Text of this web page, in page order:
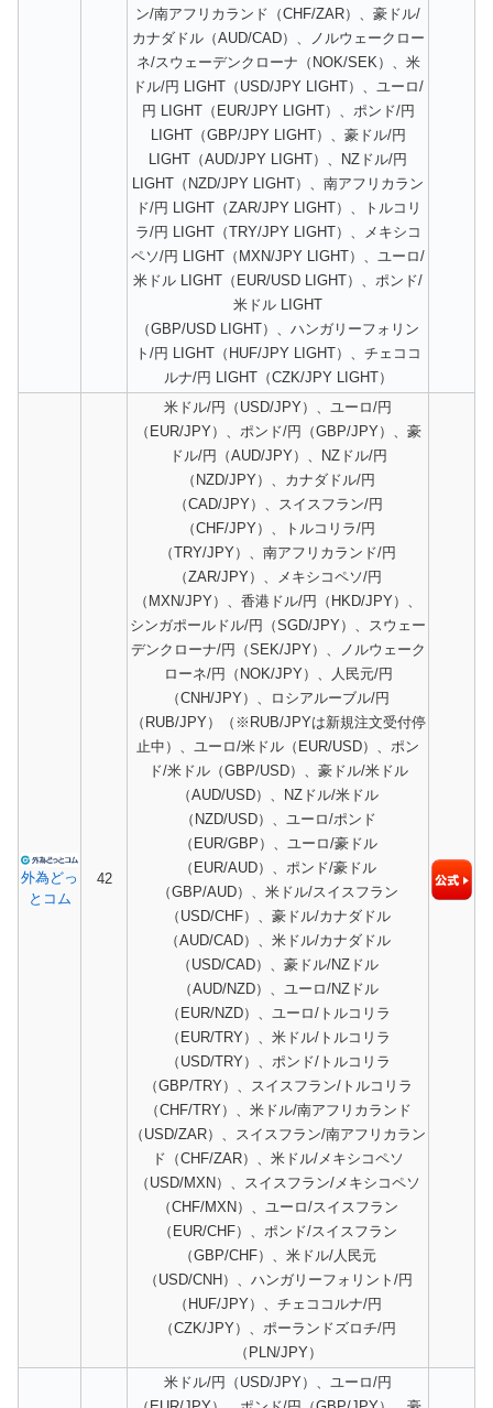
ン/南アフリカランド（CHF/ZAR）、豪ドル/
カナダドル（AUD/CAD）、ノルウェークロー
ネ/スウェーデンクローナ（NOK/SEK）、米
ドル/円 LIGHT（USD/JPY LIGHT）、ユーロ/
円 LIGHT（EUR/JPY LIGHT）、ポンド/円
LIGHT（GBP/JPY LIGHT）、豪ドル/円
LIGHT（AUD/JPY LIGHT）、NZドル/円
LIGHT（NZD/JPY LIGHT）、南アフリカラン
ド/円 LIGHT（ZAR/JPY LIGHT）、トルコリ
ラ/円 LIGHT（TRY/JPY LIGHT）、メキシコ
ペソ/円 LIGHT（MXN/JPY LIGHT）、ユーロ/
米ドル LIGHT（EUR/USD LIGHT）、ポンド/
米ドル LIGHT
（GBP/USD LIGHT）、ハンガリーフォリン
ト/円 LIGHT（HUF/JPY LIGHT）、チェココ
ルナ/円 LIGHT（CZK/JPY LIGHT）
外為どっ
とコム
42
米ドル/円（USD/JPY）、ユーロ/円
（EUR/JPY）、ポンド/円（GBP/JPY）、豪
ドル/円（AUD/JPY）、NZドル/円
（NZD/JPY）、カナダドル/円
（CAD/JPY）、スイスフラン/円
（CHF/JPY）、トルコリラ/円
（TRY/JPY）、南アフリカランド/円
（ZAR/JPY）、メキシコペソ/円
（MXN/JPY）、香港ドル/円（HKD/JPY）、
シンガポールドル/円（SGD/JPY）、スウェー
デンクローナ/円（SEK/JPY）、ノルウェーク
ローネ/円（NOK/JPY）、人民元/円
（CNH/JPY）、ロシアルーブル/円
（RUB/JPY）（※RUB/JPYは新規注文受付停
止中）、ユーロ/米ドル（EUR/USD）、ポン
ド/米ドル（GBP/USD）、豪ドル/米ドル
（AUD/USD）、NZドル/米ドル
（NZD/USD）、ユーロ/ポンド
（EUR/GBP）、ユーロ/豪ドル
（EUR/AUD）、ポンド/豪ドル
（GBP/AUD）、米ドル/スイスフラン
（USD/CHF）、豪ドル/カナダドル
（AUD/CAD）、米ドル/カナダドル
（USD/CAD）、豪ドル/NZドル
（AUD/NZD）、ユーロ/NZドル
（EUR/NZD）、ユーロ/トルコリラ
（EUR/TRY）、米ドル/トルコリラ
（USD/TRY）、ポンド/トルコリラ
（GBP/TRY）、スイスフラン/トルコリラ
（CHF/TRY）、米ドル/南アフリカランド
（USD/ZAR）、スイスフラン/南アフリカラン
ド（CHF/ZAR）、米ドル/メキシコペソ
（USD/MXN）、スイスフラン/メキシコペソ
（CHF/MXN）、ユーロ/スイスフラン
（EUR/CHF）、ポンド/スイスフラン
（GBP/CHF）、米ドル/人民元
（USD/CNH）、ハンガリーフォリント/円
（HUF/JPY）、チェココルナ/円
（CZK/JPY）、ポーランドズロチ/円
（PLN/JPY）
米ドル/円（USD/JPY）、ユーロ/円